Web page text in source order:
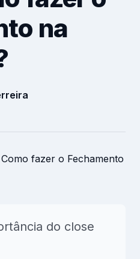
na
do close